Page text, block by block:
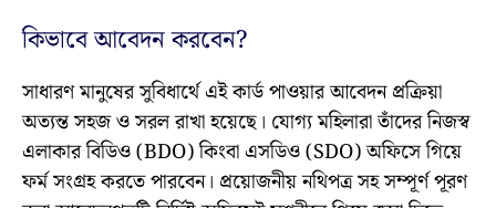
কিভাবে আবেদন করবেন?
সাধারণ মানুষের সুবিধার্থে এই কার্ড পাওয়ার আবেদন প্রক্রিয়া
অত্যন্ত সহজ ও সরল রাখা হয়েছে। যোগ্য মহিলারা তাঁদের নিজস্ব
এলাকার বিডিও (BDO) কিংবা এসডিও (SDO) অফিসে গিয়ে
ফর্ম সংগ্রহ করতে পারবেন। প্রয়োজনীয় নথিপত্র সহ সম্পূর্ণ পূরণ